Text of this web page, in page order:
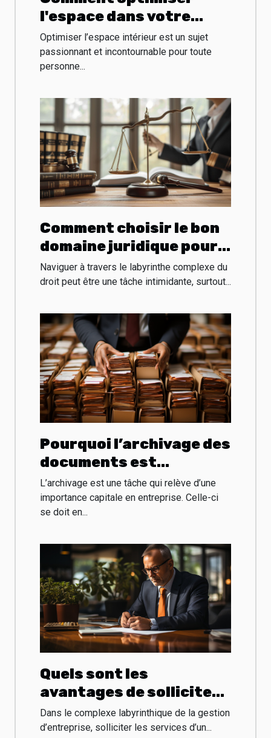
l'espace dans votre
projet d'aménagement
intérieur ?
Optimiser l’espace intérieur est un sujet
passionnant et incontournable pour toute
personne...
Comment choisir le bon
domaine juridique pour
votre cas
Naviguer à travers le labyrinthe complexe du
droit peut être une tâche intimidante, surtout...
Pourquoi l’archivage des
documents est
essentiel pour une
entreprise ?
L’archivage est une tâche qui relève d’une
importance capitale en entreprise. Celle-ci
se doit en...
Quels sont les
avantages de solliciter
les services d’un expert-
comptable pour votre
Dans le complexe labyrinthique de la gestion
d’entreprise, solliciter les services d’un...